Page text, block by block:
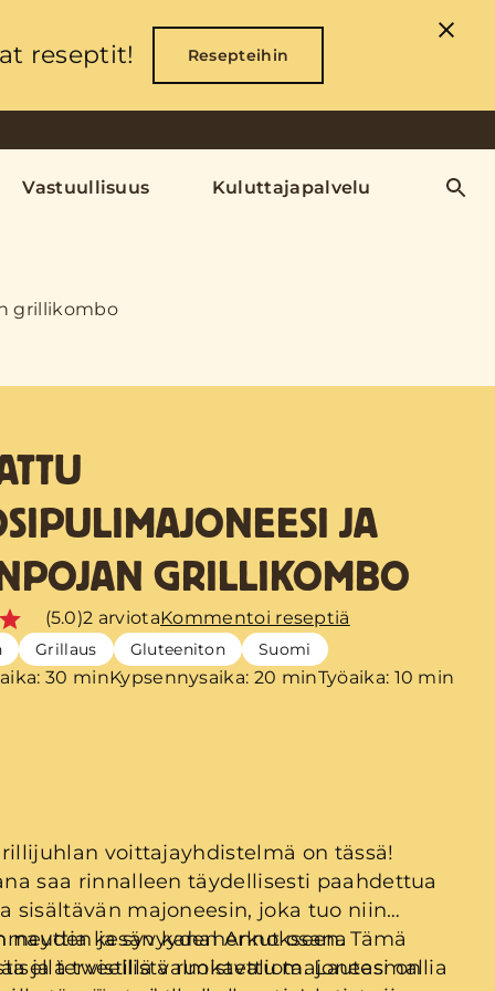
reseptit! Resepteihin
Vastuullisuus Kuluttajapalvelu
grillikombo
JA
GRILLIKOMBO
(5.0)2 arviotaKommentoi reseptiä
Grillaus Gluteeniton Suomi
30 minKypsennysaika: 20 minTyöaika: 10 min
voittajayhdistelmä on tässä!
saa rinnalleen täydellisesti paahdettua
sisältävän majoneesin, joka tuo niin
ja syvyyden Annokseen. Tämä
twistillä valmistettu majoneesi on
nauttia kesän kanaherkut osana
ja terveellistä ruokavaliota. Lautasmallia